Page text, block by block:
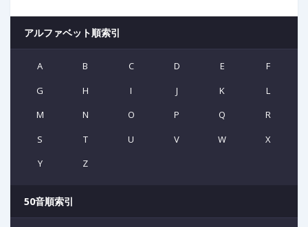
アルファベット順索引
A B C D E
F
G
H I J K
L
M
N O P Q
R
S
T U V W
X
Y
Z
50音順索引